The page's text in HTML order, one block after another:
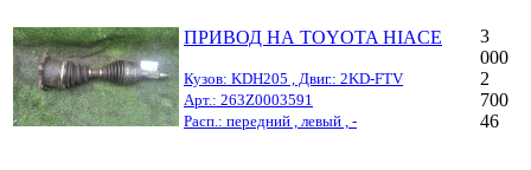
ПРИВОД НА TOYOTA HIACE
Кузов: KDH205 , Двиг.: 2KD-FTV
Арт.: 263Z0003591
Расп.: передний , левый , -
3
000
2
700
46